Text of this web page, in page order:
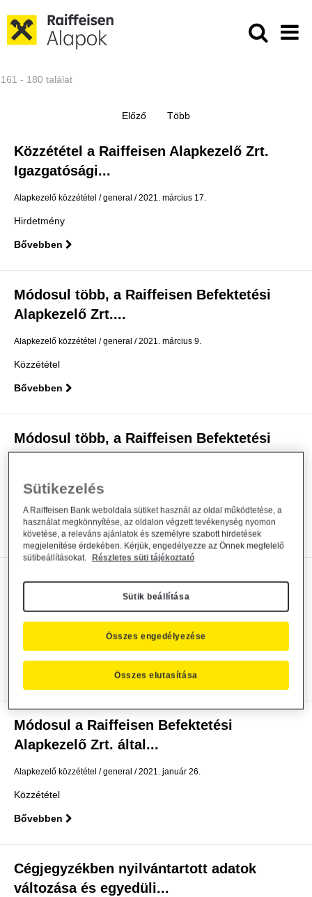
Közzétételek - Raiffeisen
161 - 180 találat
Közzététel a Raiffeisen Alapkezelő Zrt.
Igazgatósági...
Alapkezelő közzététel general 2021. március 17.
Hirdetmény
Bővebben
Módosul több, a Raiffeisen Befektetési
Alapkezelő Zrt....
Alapkezelő közzététel general 2021. március 9.
Közzététel
Bővebben
Módosul több, a Raiffeisen Befektetési
Alapkezelő Zrt....
Alapkezelő közzététel general
Közzététel
Bővebben
Módosul a Raiffeisen Befektetési
Alapkezelő Zrt. által...
Közzététel
Módosul a Raiffeisen Befektetési
Alapkezelő Zrt. által...
Alapkezelő közzététel general 2021. január 26.
Közzététel
Bővebben
Cégjegyzékben nyilvántartott adatok
változása és egyedüli...
Sütikezelés
A Raiffeisen Bank weboldala sütiket használ az oldal működtetése, a
használat megkönnyítése, az oldalon végzett tevékenység nyomon
követése, a releváns ajánlatok és személyre szabott hirdetések
megjelenítése érdekében. Kérjük, engedélyezze az Önnek megfelelő
sütibeállításokat.
Részletes süti tájékoztató
Sütik beállítása
Összes elutasítása
Összes engedélyezése